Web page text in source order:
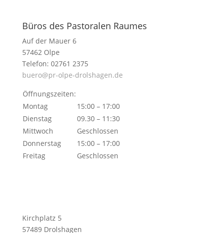
Büros des Pastoralen Raumes
Auf der Mauer 6
57462 Olpe
Telefon: 02761 2375
buero@pr-olpe-drolshagen.de
Öffnungszeiten:
Montag
15:00 – 17:00
Dienstag
09.30 – 11:30
Mittwoch
Geschlossen
Donnerstag
15:00 – 17:00
Freitag
Geschlossen
Kirchplatz 5
57489 Drolshagen